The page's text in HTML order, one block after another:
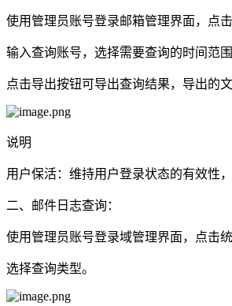
使用管理员账号登录邮箱管理界面，点
输入查询账号，选择需要查询的时间范
点击导出按钮可导出查询结果，导出的
说明
用户保活：维持用户登录状态的有效性
二、邮件日志查询：
使用管理员账号登录域管理界面，点击
选择查询类型。